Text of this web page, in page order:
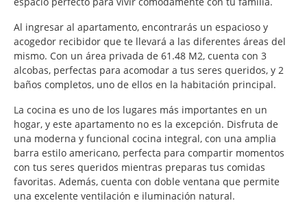
Al ingresar al apartamento, encontrarás un espacioso y
acogedor recibidor que te llevará a las diferentes áreas del
mismo. Con un área privada de 61.48 M2, cuenta con 3
alcobas, perfectas para acomodar a tus seres queridos, y 2
baños completos, uno de ellos en la habitación principal.
La cocina es uno de los lugares más importantes en un
hogar, y este apartamento no es la excepción. Disfruta de
una moderna y funcional cocina integral, con una amplia
barra estilo americano, perfecta para compartir momentos
con tus seres queridos mientras preparas tus comidas
favoritas. Además, cuenta con doble ventana que permite
una excelente ventilación e iluminación natural.